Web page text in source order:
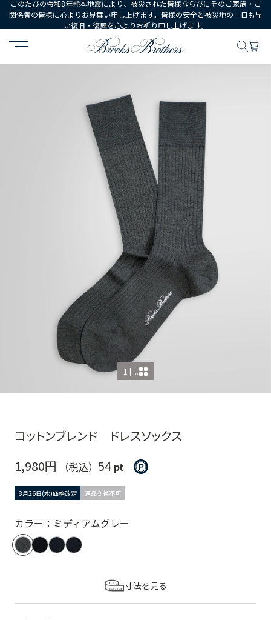
このたびの令和8年熊本地震により、被災された皆様ならびにそのご家族・ご
関係者の皆様に心よりお見舞い申し上げます。皆様の安全と被災地の一日も早
い復旧・復興を心よりお祈り申し上げます。
HOME シューズ・アクセサリー ソックス コットンブレ
1 | ...
コットンブレンド ドレスソックス
1,980円
（税込） 54 pt
8月26日(水)価格改定 返品交換不可
カラー：ミディアムグレー
寸法を見る